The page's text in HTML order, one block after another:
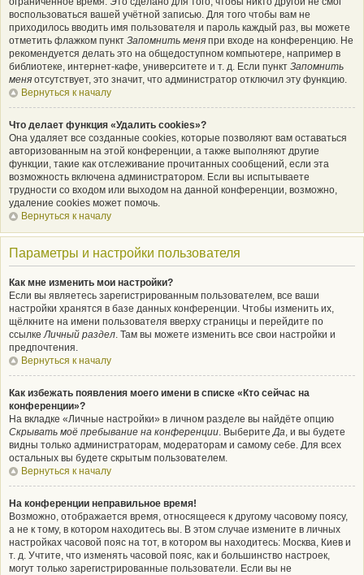
воспользоваться вашей учётной записью. Для того чтобы вам не
приходилось вводить имя пользователя и пароль каждый раз, вы можете
отметить флажком пункт Запомнить меня при входе на конференцию. Не
рекомендуется делать это на общедоступном компьютере, например в
библиотеке, интернет-кафе, университете и т. д. Если пункт Запомнить
меня отсутствует, это значит, что администратор отключил эту функцию.
Вернуться к началу
Что делает функция «Удалить cookies»?
Она удаляет все созданные cookies, которые позволяют вам оставаться
авторизованным на этой конференции, а также выполняют другие
функции, такие как отслеживание прочитанных сообщений, если эта
возможность включена администратором. Если вы испытываете
трудности со входом или выходом на данной конференции, возможно,
удаление cookies может помочь.
Вернуться к началу
Параметры и настройки пользователя
Как мне изменить мои настройки?
Если вы являетесь зарегистрированным пользователем, все ваши
настройки хранятся в базе данных конференции. Чтобы изменить их,
щёлкните на имени пользователя вверху страницы и перейдите по
ссылкеЛичный раздел. Там вы можете изменить все свои настройки и
предпочтения.
Вернуться к началу
Как избежать появления моего имени в списке «Кто сейчас на
конференции»?
На вкладке «Личные настройки» в личном разделе вы найдёте опцию
Скрывать моё пребывание на конференции. ВыберитеДа, и вы будете
видны только администраторам, модераторам и самому себе. Для всех
остальных вы будете скрытым пользователем.
Вернуться к началу
На конференции неправильное время!
Возможно, отображается время, относящееся к другому часовому поясу,
а не к тому, в котором находитесь вы. В этом случае измените в личных
настройках часовой пояс на тот, в котором вы находитесь: Москва, Киев и
т. д. Учтите, что изменять часовой пояс, как и большинство настроек,
могут только зарегистрированные пользователи. Если вы не